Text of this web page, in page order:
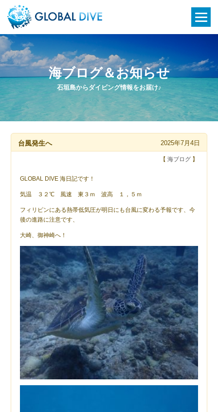
石垣島からダイビング情報をお届け♪
海ブログ＆お知らせ
台風発生へ 2025年7月4日
【 海ブログ】
GLOBAL DIVE 海日記です！
気温 ３２℃ 風速 東３ｍ 波高 １，５ｍ
フィリピンにある熱帯低気圧が明日にも台風に変わる予報です、今
後の進路に注意です、
大崎、御神崎へ！